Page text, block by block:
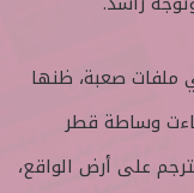
ملفات صعبة، ظنها
وساطة قطر
على أرض الواقع،